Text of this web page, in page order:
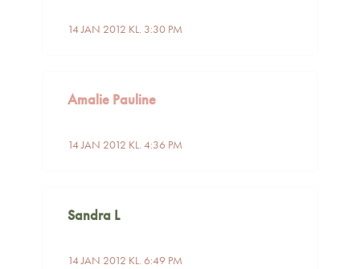
14 JAN 2012 KL. 3:30 PM
Amalie Pauline
14 JAN 2012 KL. 4:36 PM
Sandra L
14 JAN 2012 KL. 6:49 PM